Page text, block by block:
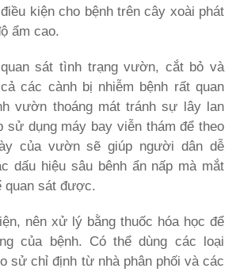
kiện cho bệnh trên cây xoài phát
ẩm cao.
sát tình trạng vườn, cắt bỏ và
các cành bị nhiễm bệnh rất quan
vườn thoáng mát tránh sự lây lan
sử dụng máy bay viễn thám để theo
của vườn sẽ giúp người dân dễ
dấu hiệu sâu bênh ẩn nấp mà mắt
quan sát được.
nên xử lý bằng thuốc hóa học để
của bệnh. Có thể dùng các loại
sử chỉ định từ nhà phân phối và các